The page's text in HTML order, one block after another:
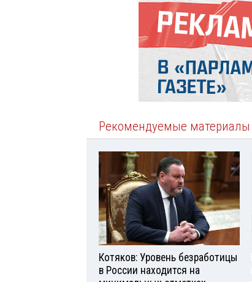
Рекомендуемые материалы
Котяков: Уровень безработицы
в России находится на